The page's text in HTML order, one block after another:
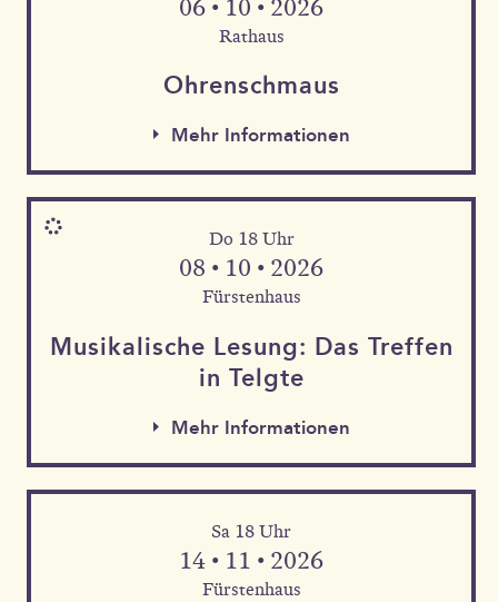
Mehr Informationen
06 • 10 • 2026
Rathaus
Ohren­schmaus
Mehr Informationen
Mehr Informationen
Do 18 Uhr
08 • 10 • 2026
Fürstenhaus
Musika­lische Le­sung: Das Tref­fen
in Telgte
Mehr Informationen
Mehr Informationen
Sa 18 Uhr
14 • 11 • 2026
Fürstenhaus